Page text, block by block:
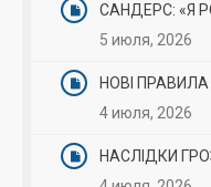
САНДЕРС: «Я
5 июля, 2026
НОВІ
4 июля, 2026
НАСЛІДКИ